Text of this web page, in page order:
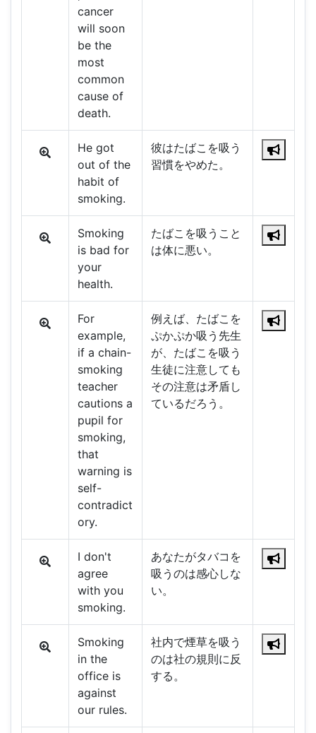
cancer
will soon
be the
most
common
cause of
death.
He got
out of the
habit of
smoking.
彼はたばこを吸う
習慣をやめた。
Smoking
is bad for
your
health.
たばこを吸うこと
は体に悪い。
For
example,
if a chain-
smoking
teacher
cautions a
pupil for
smoking,
that
warning is
self-
contradict
ory.
例えば、たばこを
ぷかぷか吸う先生
が、たばこを吸う
生徒に注意しても
その注意は矛盾し
ているだろう。
I don't
agree
with you
smoking.
あなたがタバコを
吸うのは感心しな
い。
Smoking
in the
office is
against
our rules.
社内で煙草を吸う
のは社の規則に反
する。